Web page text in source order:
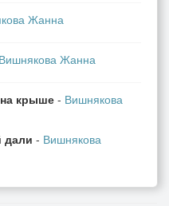
Жанна
Вишнякова Жанна
крыше - Вишнякова
дали - Вишнякова